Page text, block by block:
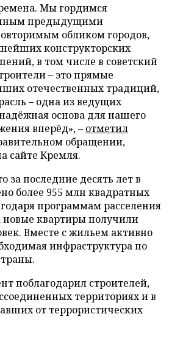
Мы гордимся
предыдущими
обликом городов,
конструкторских
в том числе в советский
– это прямые
отечественных традиций,
– одна из ведущих
основа для нашего
вперёд», – отметил
обращении,
сайте Кремля.
за последние десять лет в
более 955 млн квадратных
программам расселения
новые квартиры получили
Вместе с жильем активно
инфраструктура по
поблагодарил строителей,
территориях и в
от террористических